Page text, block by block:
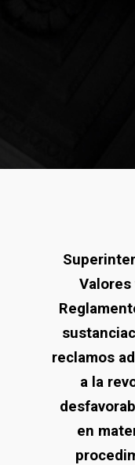
Valores
reclamos
a la
en